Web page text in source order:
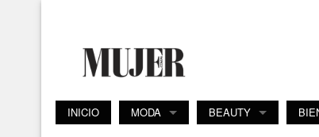
INICIO MODA BEAUTY